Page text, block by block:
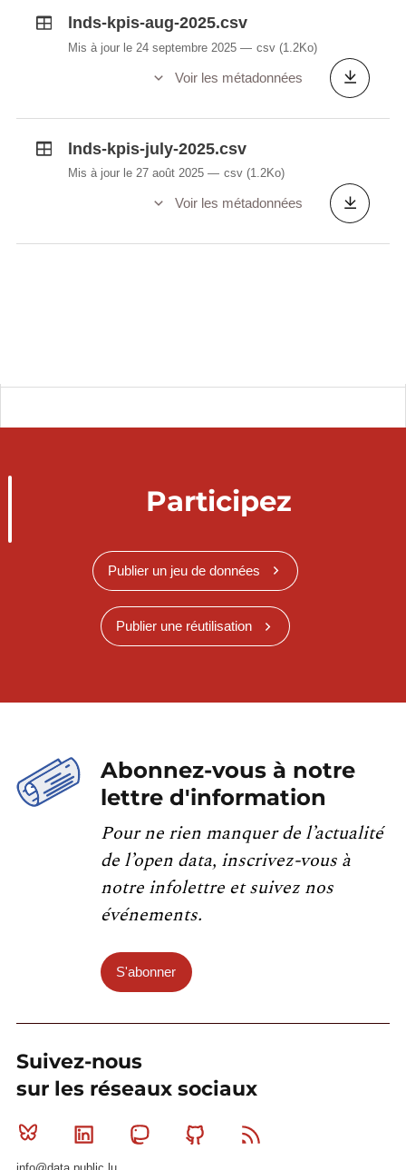
website_content- The number of content pieces
added to the LNDS website per month calculated
- The percentage of resolved tickets in 5
days, and the data was collected from July 2024.
lnds-kpis-aug-2025.csv
Mis à jour le 24 septembre 2025 csv (1.2Ko)
Voir les métadonnées
lnds-kpis-july-2025.csv
Mis à jour le 27 août 2025 csv (1.2Ko)
Voir les métadonnées
Participez
Publier un jeu de données
Publier une réutilisation
Abonnez-vous à notre
lettre d'information
Pour ne rien manquer de l’actualité
de l’open data, inscrivez-vous à
notre infolettre et suivez nos
événements.
S'abonner
Suivez-nous
sur les réseaux sociaux
Bluesky Linkedin MastodonGithub